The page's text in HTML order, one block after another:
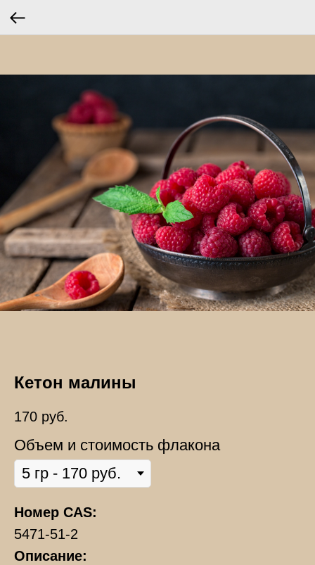
Кетон малины
170 руб.
Объем и стоимость флакона
Номер CAS:
5471-51-2
Описание: